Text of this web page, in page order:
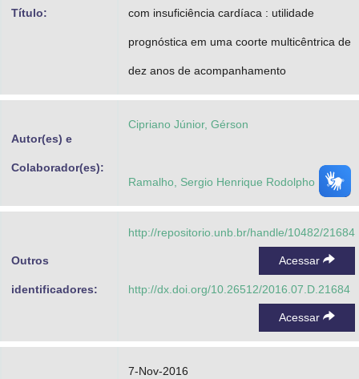
Título: com insuficiência cardíaca : utilidade
prognóstica em uma coorte multicêntrica de
dez anos de acompanhamento
Autor(es) e
Colaborador(es):
Cipriano Júnior, Gérson
Ramalho, Sergio Henrique Rodolpho
Outros
identificadores:
http://repositorio.unb.br/handle/10482/21684
Acessar
http://dx.doi.org/10.26512/2016.07.D.21684
Acessar
7-Nov-2016